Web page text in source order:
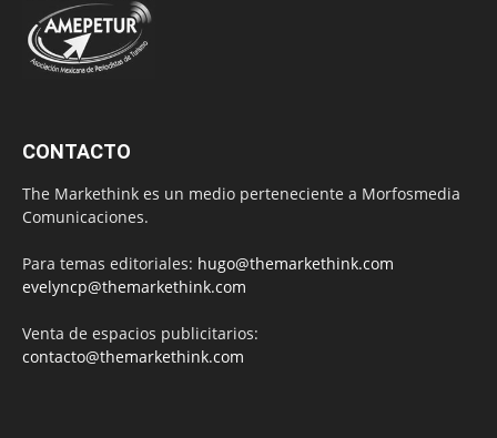
CONTACTO
The Markethink es un medio perteneciente a Morfosmedia
Comunicaciones.
Para temas editoriales: hugo@themarkethink.com
evelyncp@themarkethink.com
Venta de espacios publicitarios:
contacto@themarkethink.com